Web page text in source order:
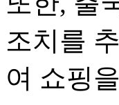
조치를
여 쇼핑